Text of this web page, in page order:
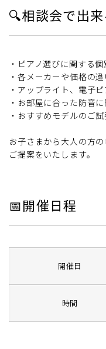
🔍相談会で出
・ピアノ選びに関する
・各メーカーや価格の
・アップライト、電子
・お部屋に合った防音
・おすすめモデルのご
お子さまから大人の方
ご提案をいたします。
📅開催日程
開催日
時間